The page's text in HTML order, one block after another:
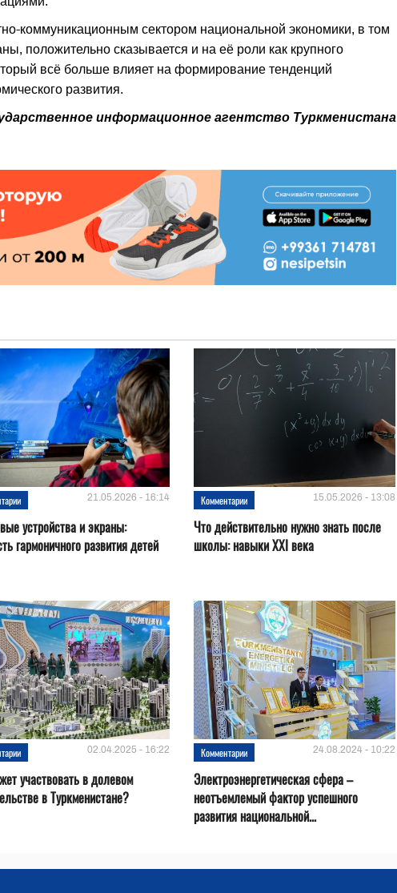
коммуникационным сектором национальной экономики, в том
положительно сказывается и на её роли как крупного
всё больше влияет на формирование тенденций
развития.
информационное агентство Туркменистана
21.05.2026 - 16:14
устройства и эĸраны:
гармоничного развития детей
Комментарии 15.05.2026 - 13:08
Что действительно нужно знать после
школы: навыки XXI века
02.04.2025 - 16:22
участвовать в долевом
в Туркменистане?
Комментарии 24.08.2024 - 10:22
Электроэнергетическая сфера –
неотъемлемый фактор успешного
развития национальной...